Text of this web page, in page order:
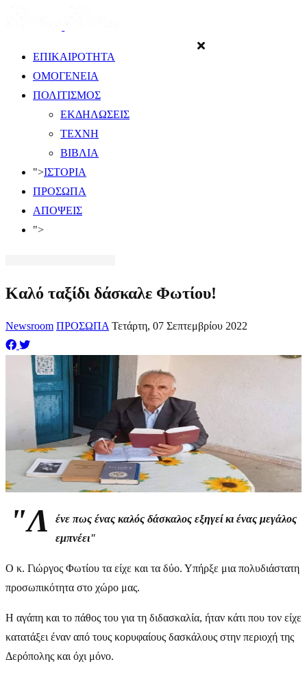
ΕΠΙΚΑΙΡΟΤΗΤΑ
ΟΜΟΓΕΝΕΙΑ
ΠΟΛΙΤΙΣΜΟΣ
ΕΚΔΗΛΩΣΕΙΣ
ΤΕΧΝΗ
ΒΙΒΛΙΑ
">ΙΣΤΟΡΙΑ
ΠΡΟΣΩΠΑ
ΑΠΟΨΕΙΣ
">
Καλό ταξίδι δάσκαλε Φωτίου!
Newsroom ΠΡΟΣΩΠΑ Τετάρτη, 07 Σεπτεμβρίου 2022
"Λ
ένε πως ένας καλός δάσκαλος εξηγεί κι ένας μεγάλος
εμπνέει"
Ο κ. Γιώργος Φωτίου τα είχε και τα δύο. Υπήρξε μια πολυδιάστατη
προσωπικότητα στο χώρο μας.
Η αγάπη και το πάθος του για τη διδασκαλία, ήταν κάτι που τον είχε
κατατάξει έναν από τους κορυφαίους δασκάλους στην περιοχή της
Δερόπολης και όχι μόνο.